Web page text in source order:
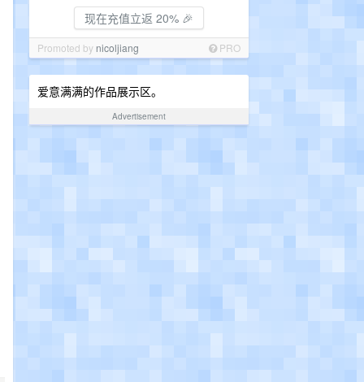
现在充值立返 20% 🎉
Promoted by nicoljiang PRO
爱意满满的作品展示区。
Advertisement